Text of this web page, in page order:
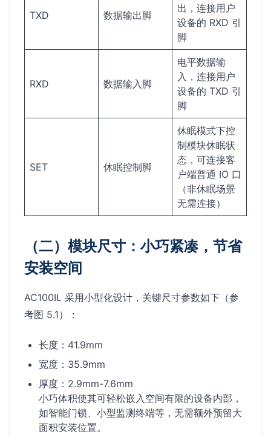
TXD 数据输出脚
出，连接用户
设备的 RXD 引
脚
RXD 数据输入脚
电平数据输
入，连接用户
设备的 TXD 引
脚
SET 休眠控制脚
休眠模式下控
制模块休眠状
态，可连接客
户端普通 IO 口
（非休眠场景
无需连接）
（二）模块尺寸：小巧紧凑，节省
安装空间
AC100IL 采用小型化设计，关键尺寸参数如下（参
考图 5.1）：
长度：41.9mm
宽度：35.9mm
厚度：2.9mm-7.6mm
小巧体积使其可轻松嵌入空间有限的设备内部，
如智能门锁、小型监测终端等，无需额外预留大
面积安装位置。